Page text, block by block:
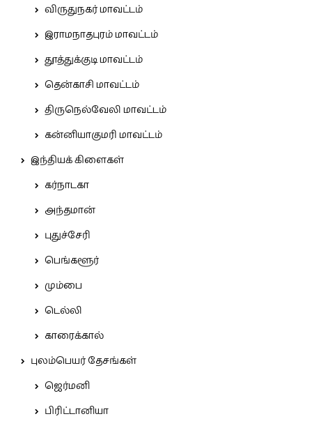
விருதுநகர் மாவட்டம்
இராமநாதபுரம் மாவட்டம்
தூத்துக்குடி மாவட்டம்
தென்காசி மாவட்டம்
திருநெல்வேலி மாவட்டம்
கன்னியாகுமரி மாவட்டம்
இந்தியக் கிளைகள்
கர்நாடகா
அந்தமான்
புதுச்சேரி
பெங்களூர்
மும்பை
டெல்லி
காரைக்கால்
புலம்பெயர் தேசங்கள்
ஜெர்மனி
பிரிட்டானியா